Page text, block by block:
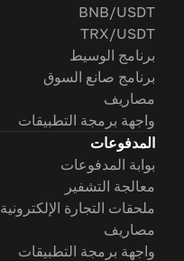
BNB/USDT
TRX/USDT
برنامج الوسيط
برنامج صانع السوق
مصاريف
واجهة برمجة التطبيقات
المدفوعات
بوابة المدفوعات
معالجة التشفير
ملحقات التجارة الإلكترونية
مصاريف
واجهة برمجة التطبيقات